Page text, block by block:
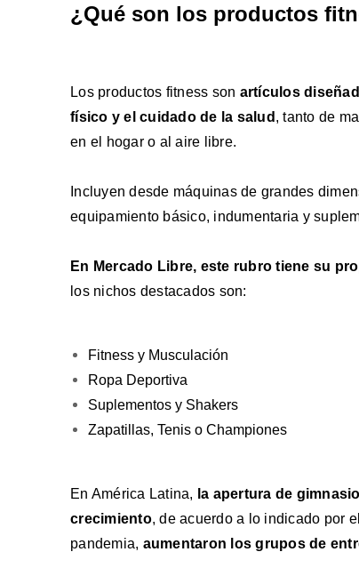
¿Qué son los productos
Los productos fitness son artículos
físico y el cuidado de la salud , tanto de
en el hogar o al aire libre.
Incluyen desde máquinas de grandes
equipamiento básico, indumentaria y
En Mercado Libre, este rubro tiene su
los nichos destacados son:
Fitness y Musculación
Ropa Deportiva
Suplementos y Shakers
Zapatillas, Tenis o Championes
En América Latina, la apertura de
crecimiento, de acuerdo a lo indicado por
pandemia, aumentaron los grupos de